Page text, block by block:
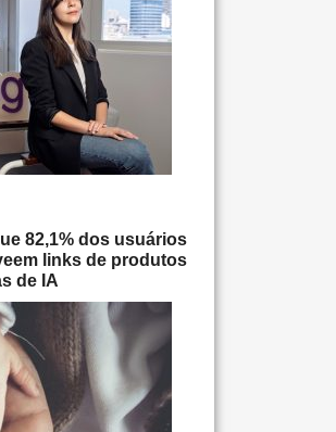
82,1% dos usuários
links de produtos
de IA